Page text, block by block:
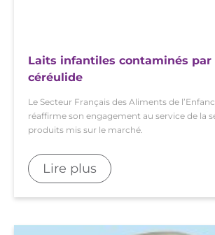
Laits infantiles contaminés
céréulide
Le Secteur Français des Aliments de
réaffirme son engagement au service de la
produits mis sur le marché.
Lire plus